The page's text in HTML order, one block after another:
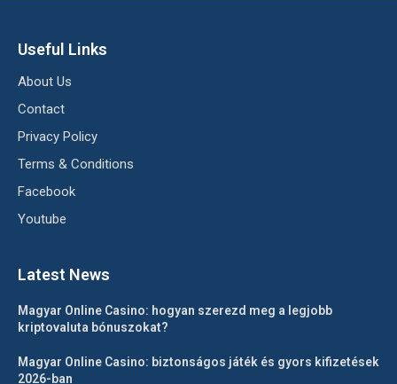
Useful Links
About Us
Contact
Privacy Policy
Terms & Conditions
Facebook
Youtube
Latest News
Magyar Online Casino: hogyan szerezd meg a legjobb
kriptovaluta bónuszokat?
Magyar Online Casino: biztonságos játék és gyors kifizetések
2026-ban